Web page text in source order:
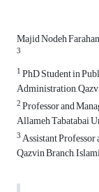
Majid Nodeh
3
1PhD Student in
Administration,
2Professor and
Allameh Tabatabai
3Assistant
Qazvin Branch,